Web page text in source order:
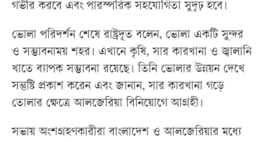
গভীর করবে এবং পারস্পরিক সহযোগিতা সুদৃঢ় হবে।
ভোলা পরিদর্শন শেষে রাষ্ট্রদূত বলেন, ভোলা একটি সুন্দর
ও সম্ভাবনাময় শহর। এখানে কৃষি, সার কারখানা ও জ্বালানি
খাতে ব্যাপক সম্ভাবনা রয়েছে। তিনি ভোলার উন্নয়ন দেখে
সন্তুষ্টি প্রকাশ করেন এবং জানান, সার কারখানা গড়ে
তোলার ক্ষেত্রে আলজেরিয়া বিনিয়োগে আগ্রহী।
সভায় অংশগ্রহণকারীরা বাংলাদেশ ও আলজেরিয়ার মধ্যে